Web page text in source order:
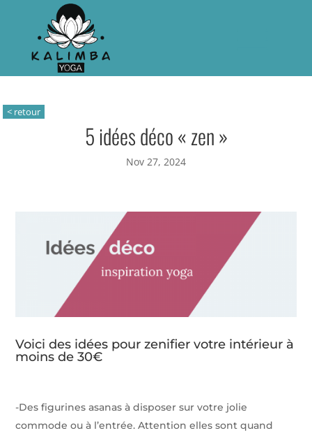
5 idées déco « zen »
Nov 27, 2024
Voici des idées pour zenifier votre intérieur à
moins de 30€
-Des figurines asanas à disposer sur votre jolie
commode ou à l’entrée. Attention elles sont quand